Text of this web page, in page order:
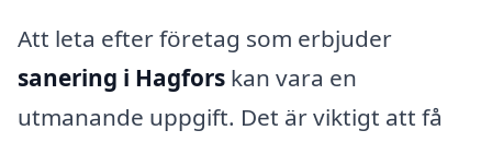
Att leta efter företag som erbjuder
sanering i Hagfors kan vara en
utmanande uppgift. Det är viktigt att få